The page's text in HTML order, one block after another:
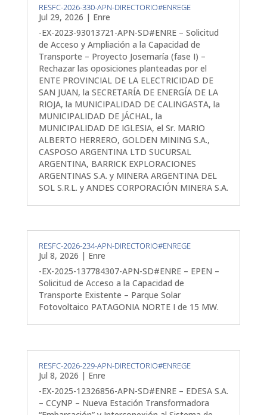
RESFC-2026-330-APN-DIRECTORIO#ENREGE
Jul 29, 2026 | Enre
-EX-2023-93013721-APN-SD#ENRE – Solicitud
de Acceso y Ampliación a la Capacidad de
Transporte – Proyecto Josemaría (fase I) –
Rechazar las oposiciones planteadas por el
ENTE PROVINCIAL DE LA ELECTRICIDAD DE
SAN JUAN, la SECRETARÍA DE ENERGÍA DE LA
RIOJA, la MUNICIPALIDAD DE CALINGASTA, la
MUNICIPALIDAD DE JÁCHAL, la
MUNICIPALIDAD DE IGLESIA, el Sr. MARIO
ALBERTO HERRERO, GOLDEN MINING S.A.,
CASPOSO ARGENTINA LTD SUCURSAL
ARGENTINA, BARRICK EXPLORACIONES
ARGENTINAS S.A. y MINERA ARGENTINA DEL
SOL S.R.L. y ANDES CORPORACIÓN MINERA S.A.
RESFC-2026-234-APN-DIRECTORIO#ENREGE
Jul 8, 2026 | Enre
-EX-2025-137784307-APN-SD#ENRE – EPEN –
Solicitud de Acceso a la Capacidad de
Transporte Existente – Parque Solar
Fotovoltaico PATAGONIA NORTE I de 15 MW.
RESFC-2026-229-APN-DIRECTORIO#ENREGE
Jul 8, 2026 | Enre
-EX-2025-12326856-APN-SD#ENRE – EDESA S.A.
– CCyNP – Nueva Estación Transformadora